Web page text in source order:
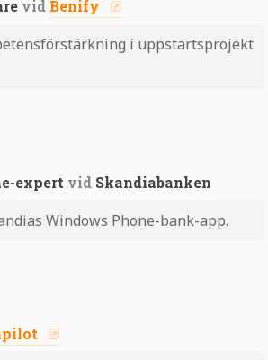
vid Benify
i uppstartsprojekt
expert vid Skandiabanken
Windows Phone-bank-app.